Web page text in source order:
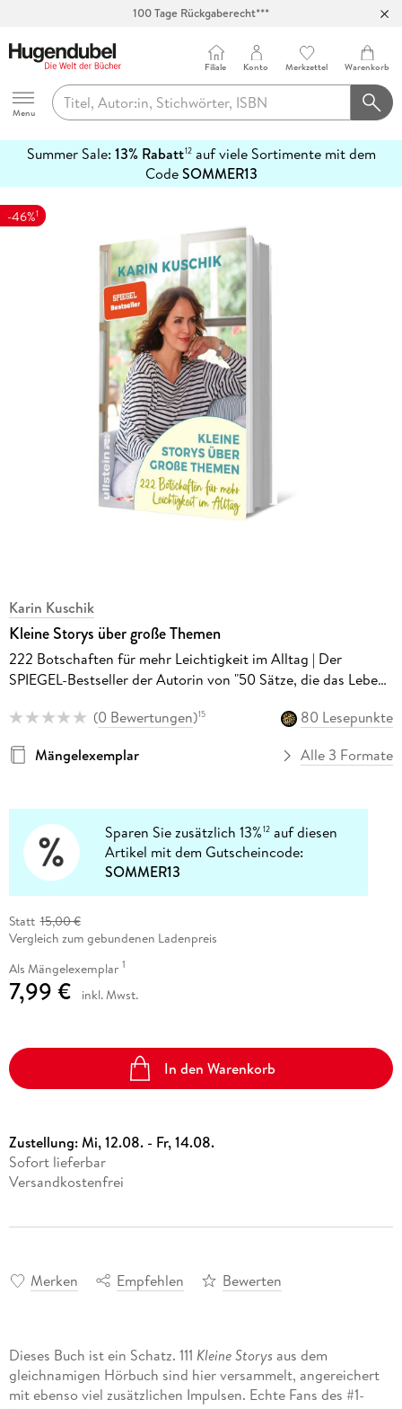
Hugendubel
Menu
Filiale Konto Merkzettel Warenkorb
Summer Sale: 13% Rabatt12auf viele Sortimente mit dem
CodeSOMMER13
erfahren
-46%1
Karin Kuschik
Kleine Storys über große Themen
222 Botschaften für mehr Leichtigkeit im Alltag | Der
SPIEGEL-Bestseller der Autorin von "50 Sätze, die das Leben
(0 Bewertungen)15
80 Lesepunkte
Mängelexemplar
Alle 3 Formate
Sparen Sie zusätzlich 13%12 auf diesen
Artikel mit dem Gutscheincode:
SOMMER13
Statt 15,00 €
Vergleich zum gebundenen Ladenpreis
Als Mängelexemplar 1
7,99 € inkl. Mwst.
In den Warenkorb
Zustellung:Mi, 12.08. - Fr, 14.08.
Sofort lieferbar
Versandkostenfrei
Merken Empfehlen Bewerten
Dieses Buch ist ein Schatz. 111 Kleine Storys aus dem
gleichnamigen Hörbuch sind hier versammelt, angereichert
mit ebenso viel zusätzlichen Impulsen. Echte Fans des #1-